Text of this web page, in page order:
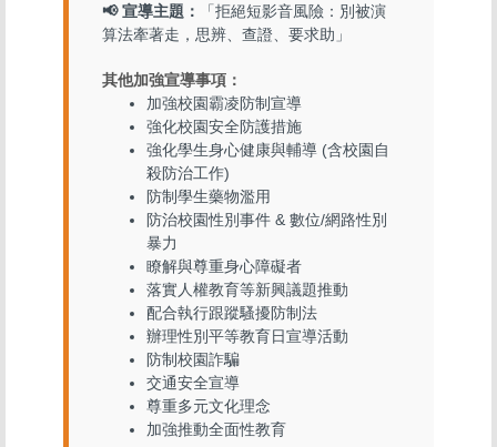
📢 宣導主題：
「拒絕短影音風險：別被演
算法牽著走，思辨、查證、要求助」
其他加強宣導事項：
加強校園霸凌防制宣導
強化校園安全防護措施
強化學生身心健康與輔導 (含校園自
殺防治工作)
防制學生藥物濫用
防治校園性別事件 & 數位/網路性別
暴力
瞭解與尊重身心障礙者
落實人權教育等新興議題推動
配合執行跟蹤騷擾防制法
辦理性別平等教育日宣導活動
防制校園詐騙
交通安全宣導
尊重多元文化理念
加強推動全面性教育